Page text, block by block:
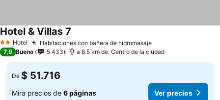
2 Estrellas
Hotel Habitaciones con bañera de hidromasaje
Hotel & Villas 7
7,9 Bueno 5.433 a 8.5 km de: Centro de la ciudad
De $ 51.716
Mira precios de 6 páginas Ver precios